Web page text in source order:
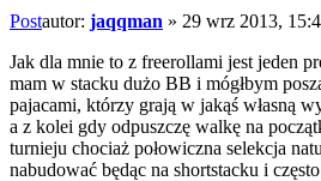
Postautor: jaqqman » 29 wrz 2013,
Jak dla mnie to z freerollami jest jeden
mam w stacku dużo BB i mógłbym
pajacami, którzy grają w jakąś własną
a z kolei gdy odpuszczę walkę na
turnieju chociaż połowiczna selekcja
nabudować będąc na shortstacku i